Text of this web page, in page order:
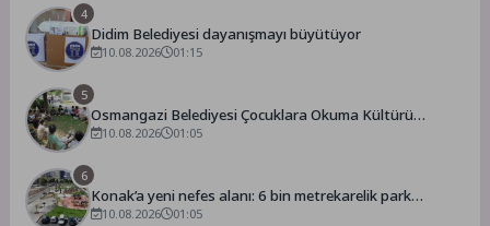
4
Didim Belediyesi dayanışmayı büyütüyor
10.08.2026 01:15
5
Osmangazi Belediyesi Çocuklara Okuma Kültürü
Kazandırıyor
10.08.2026 01:05
6
Konak’a yeni nefes alanı: 6 bin metrekarelik park
hizmete açılıyor
10.08.2026 01:05